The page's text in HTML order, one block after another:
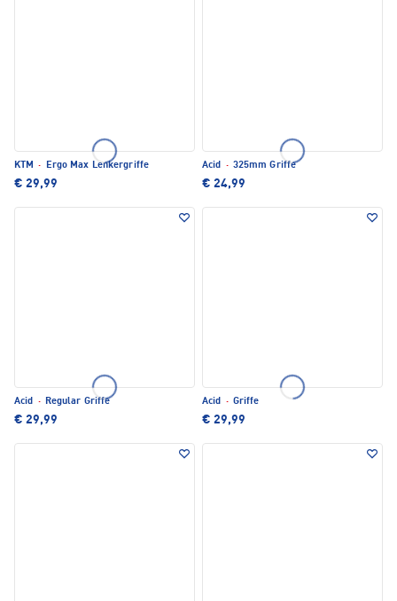
KTM · Ergo Max Lenkergriffe
€ 29,99
Acid · 325mm Griffe
€ 24,99
Acid · Regular Griffe
€ 29,99
Acid · Griffe
€ 29,99